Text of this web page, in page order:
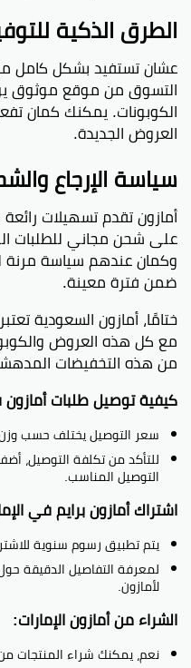
الطرق الذكية
عشان تستفيد بشكل كامل
التسوق من موقع موثوق
الكوبونات. يمكنك كمان
العروض الجديدة.
سياسة الإرجاع
أمازون تقدم تسهيلات
وكمان عندهم سياسة مرنة
ضمن فترة معينة.
ختامًا، أمازون السعودية
مع كل هذه العروض
من هذه التخفيضات
كيفية توصيل طلبات أمازون
سعر التوصيل يختلف حسب
للتأكد من تكلفة التوصيل،
التوصيل المناسب.
اشتراك أمازون برايم في
يتم تطبيق رسوم سنوية
لمعرفة التفاصيل الدقيقة
لأمازون.
الشراء من أمازون الإمارات:
نعم، يمكنك شراء المنتجات